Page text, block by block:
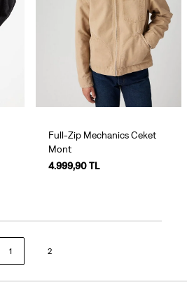
Full-Zip Mechanics Ceket
Mont
4.999,90 TL
1 2